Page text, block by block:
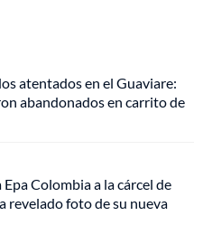
atentados en el Guaviare:
abandonados en carrito de
Epa Colombia a la cárcel de
revelado foto de su nueva